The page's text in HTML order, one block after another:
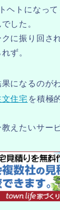
ヘトになっ
した。
に振り回さ
ず。
になるのが
住宅 を積極
えたいサー